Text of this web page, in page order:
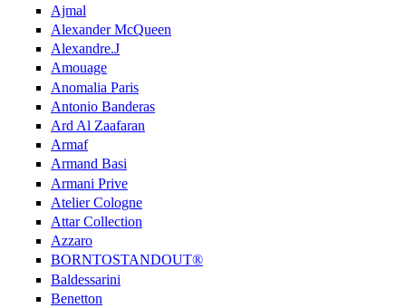
Ajmal
Alexander McQueen
Alexandre.J
Amouage
Anomalia Paris
Antonio Banderas
Ard Al Zaafaran
Armaf
Armand Basi
Armani Prive
Atelier Cologne
Attar Collection
Azzaro
BORNTOSTANDOUT®
Baldessarini
Benetton